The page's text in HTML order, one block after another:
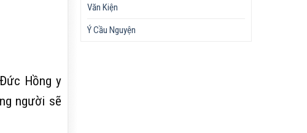
Hồng y
người sẽ
Văn Kiện
Ý Cầu Nguyện